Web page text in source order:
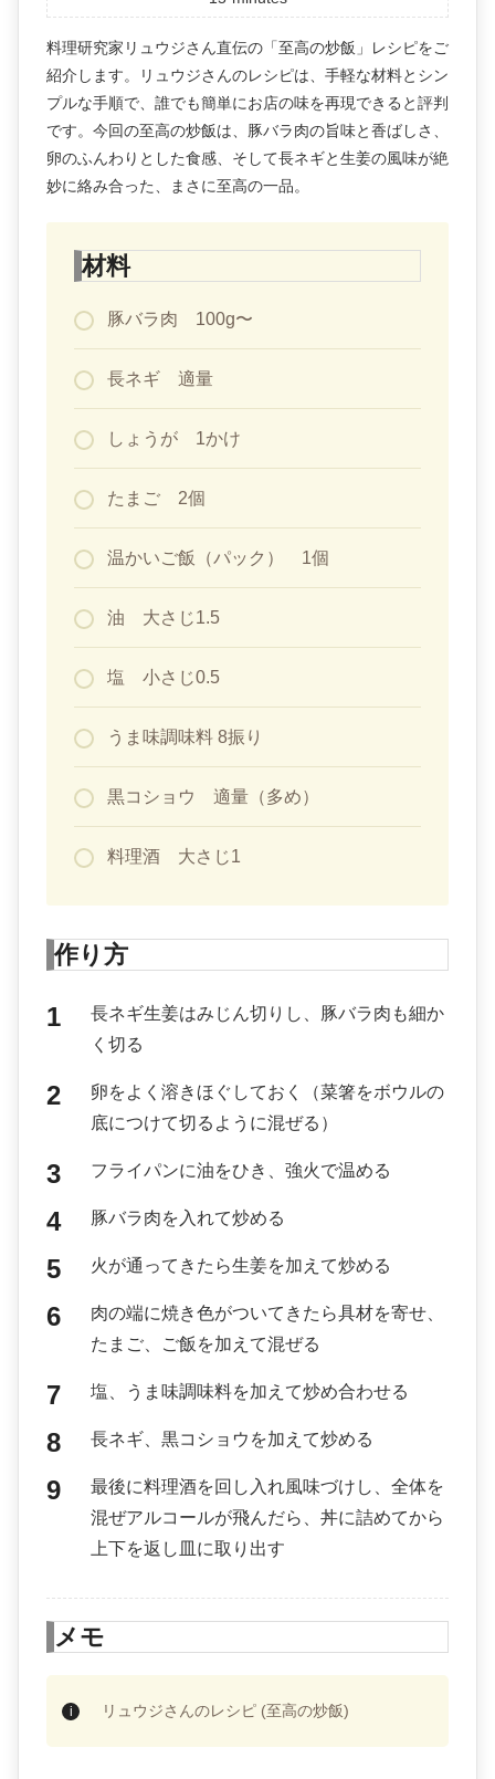
料理研究家リュウジさん直伝の「至高の炒飯」レシピをご
紹介します。リュウジさんのレシピは、手軽な材料とシン
プルな手順で、誰でも簡単にお店の味を再現できると評判
です。今回の至高の炒飯は、豚バラ肉の旨味と香ばしさ、
卵のふんわりとした食感、そして長ネギと生姜の風味が絶
妙に絡み合った、まさに至高の一品。
材料
豚バラ肉 100g〜
長ネギ 適量
しょうが 1かけ
たまご 2個
温かいご飯（パック） 1個
油 大さじ1.5
塩 小さじ0.5
うま味調味料 8振り
黒コショウ 適量（多め）
料理酒 大さじ1
作り方
長ネギ生姜はみじん切りし、豚バラ肉も細か
く切る
卵をよく溶きほぐしておく（菜箸をボウルの
底につけて切るように混ぜる）
フライパンに油をひき、強火で温める
豚バラ肉を入れて炒める
火が通ってきたら生姜を加えて炒める
肉の端に焼き色がついてきたら具材を寄せ、
たまご、ご飯を加えて混ぜる
塩、うま味調味料を加えて炒め合わせる
長ネギ、黒コショウを加えて炒める
最後に料理酒を回し入れ風味づけし、全体を
混ぜアルコールが飛んだら、丼に詰めてから
上下を返し皿に取り出す
メモ
リュウジさんのレシピ (至高の炒飯)